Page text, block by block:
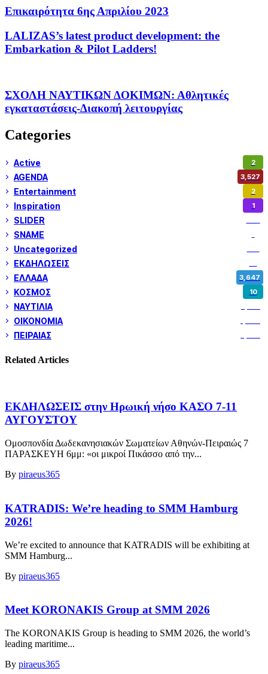
Επικαιρότητα 6ης Απριλίου 2023
LALIZAS’s latest product development: the
Embarkation & Pilot Ladders!
ΣΧΟΛΗ ΝΑΥΤΙΚΩΝ ΔΟΚΙΜΩΝ: Αθλητικές
εγκαταστάσεις-Διακοπή λειτουργίας
Categories
Active 2
AGENDA 3,527
Entertainment 2
Inspiration 1
SLIDER
SNAME
Uncategorized
ΕΚΔΗΛΩΣΕΙΣ
ΕΛΛΑΔΑ 3,647
ΚΟΣΜΟΣ 10
ΝΑΥΤΙΛΙΑ
ΟΙΚΟΝΟΜΙΑ
ΠΕΙΡΑΙΑΣ
Related Articles
ΕΚΔΗΛΩΣΕΙΣ στην Ηρωική νήσο ΚΑΣΟ 7-11
ΑΥΓΟΥΣΤΟΥ
Ομοσπονδία Δωδεκανησιακών Σωματείων Αθηνών-Πειραιώς 7
ΠΑΡΑΣΚΕΥΗ 6μμ: «οι μικροί Πικάσσο από την...
By piraeus365
KATRADIS: We’re heading to SMM Hamburg
2026!
We’re excited to announce that KATRADIS will be exhibiting at
SMM Hamburg...
By piraeus365
Meet KORONAKIS Group at SMM 2026
The KORONAKIS Group is heading to SMM 2026, the world’s
leading maritime...
By piraeus365